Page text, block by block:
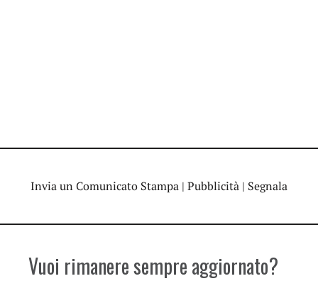
Invia un Comunicato Stampa | Pubblicità | Segnala
Vuoi rimanere sempre aggiornato?